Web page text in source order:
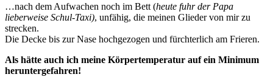
…nach dem Aufwachen noch im Bett (heute fuhr der Papa
lieberweise Schul-Taxi), unfähig, die meinen Glieder von mir zu
strecken.
Die Decke bis zur Nase hochgezogen und fürchterlich am Frieren.
Als hätte auch ich meine Körpertemperatur auf ein Minimum
heruntergefahren!